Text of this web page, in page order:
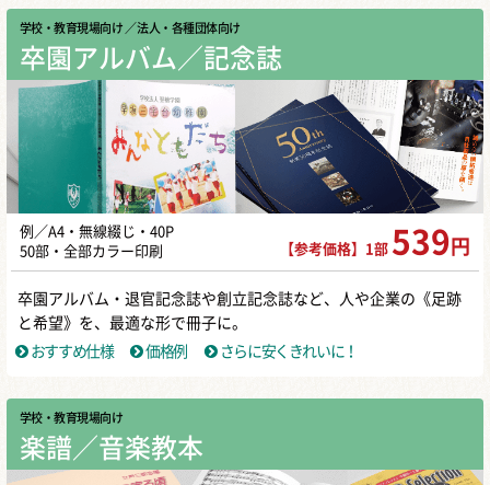
学校・教育現場向け ／ 法人・各種団体向け
卒園アルバム／記念誌
例／A4・無線綴じ・40P
50部・全部カラー印刷
【参考価格】1部 539 円
卒園アルバム・退官記念誌や創立記念誌など、人や企業の《足跡
と希望》を、最適な形で冊子に。
おすすめ仕様
価格例 さらに安くきれいに！
学校・教育現場向け
楽譜／音楽教本